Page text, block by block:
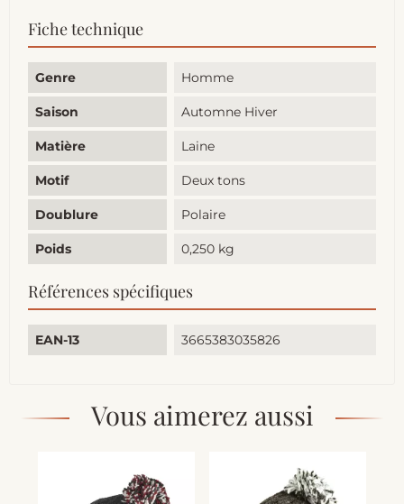
Fiche technique
Genre Homme
Saison Automne Hiver
Matière Laine
Motif Deux tons
Doublure Polaire
Poids 0,250 kg
Références spécifiques
EAN-13 3665383035826
Vous aimerez aussi